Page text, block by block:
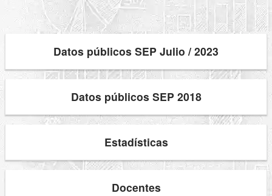
Datos públicos SEP Julio / 2023
Datos públicos SEP 2018
Estadísticas
Docentes